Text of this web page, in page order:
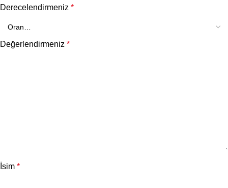
Derecelendirmeniz *
Değerlendirmeniz *
İsim *